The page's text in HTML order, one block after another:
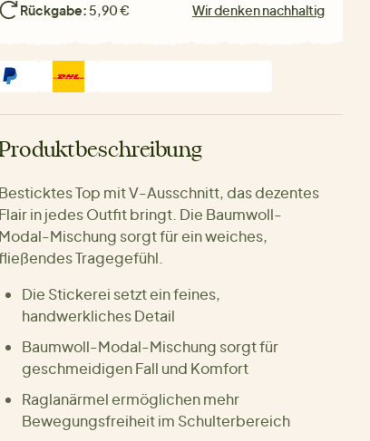
Rückgabe: 5,90 € Wir denken nachhaltig
Besticktes Top mit V-Ausschnitt, das dezentes
Flair in jedes Outfit bringt. Die Baumwoll-
Modal-Mischung sorgt für ein weiches,
Tragegefühl.
Die Stickerei setzt ein feines,
handwerkliches Detail
Baumwoll-Modal-Mischung sorgt für
geschmeidigen Fall und Komfort
Raglanärmel ermöglichen mehr
Bewegungsfreiheit im Schulterbereich